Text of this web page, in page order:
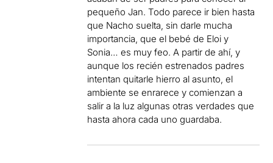
pequeño Jan. Todo parece ir bien hasta
que Nacho suelta, sin darle mucha
importancia, que el bebé de Eloi y
Sonia… es muy feo. A partir de ahí, y
aunque los recién estrenados padres
intentan quitarle hierro al asunto, el
ambiente se enrarece y comienzan a
salir a la luz algunas otras verdades que
hasta ahora cada uno guardaba.